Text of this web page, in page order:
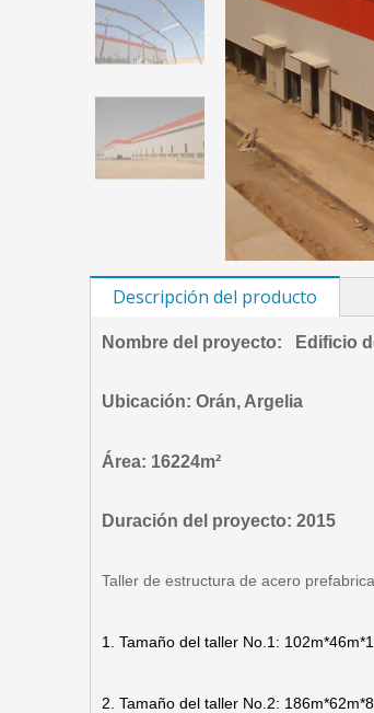
Descripción del producto
Nombre del proyecto: Edificio
Ubicación: Orán, Argelia
Área: 16224m²
Duración del proyecto: 2015
Taller de estructura de acero
1. Tamaño del taller No.1:
2. Tamaño del taller No.2: